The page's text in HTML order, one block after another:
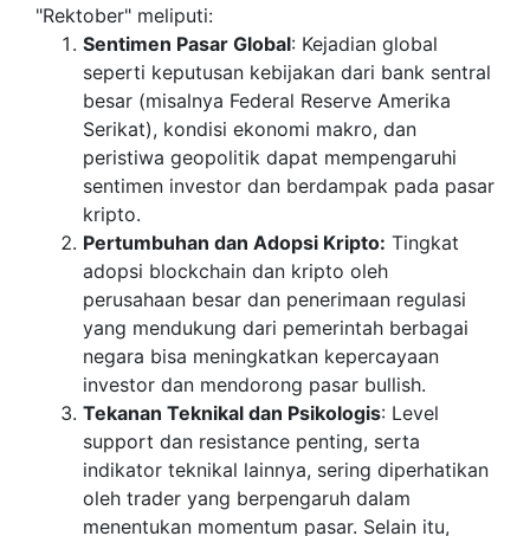
"Rektober" meliputi:
Sentimen Pasar Global: Kejadian global
seperti keputusan kebijakan dari bank sentral
besar (misalnya Federal Reserve Amerika
Serikat), kondisi ekonomi makro, dan
peristiwa geopolitik dapat mempengaruhi
sentimen investor dan berdampak pada pasar
kripto.
Pertumbuhan dan Adopsi Kripto: Tingkat
adopsi blockchain dan kripto oleh
perusahaan besar dan penerimaan regulasi
yang mendukung dari pemerintah berbagai
negara bisa meningkatkan kepercayaan
investor dan mendorong pasar bullish.
Tekanan Teknikal dan Psikologis: Level
support dan resistance penting, serta
indikator teknikal lainnya, sering diperhatikan
oleh trader yang berpengaruh dalam
menentukan momentum pasar. Selain itu,